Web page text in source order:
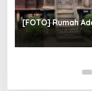
[FOTO] Rumah